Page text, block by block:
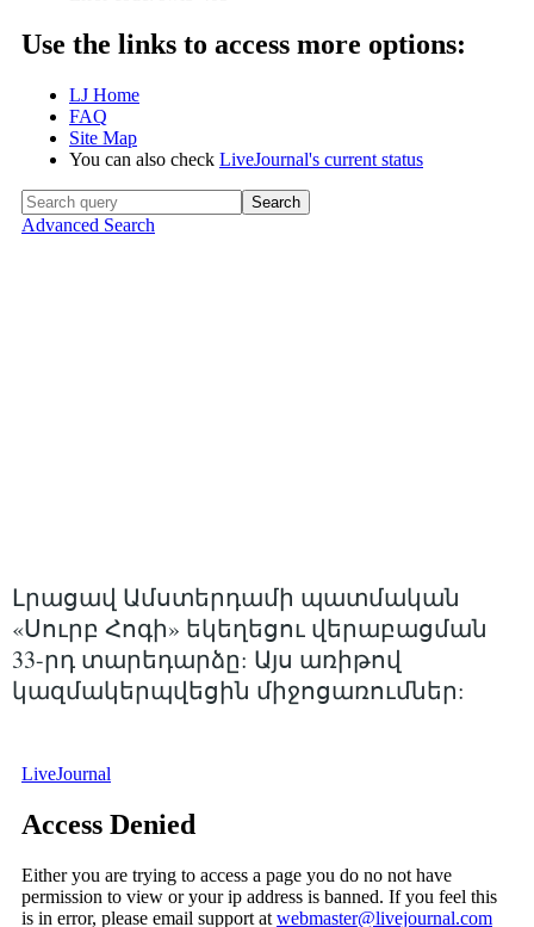
Լրացավ Ամստերդամի պատմական
«Սուրբ Հոգի» եկեղեցու վերաբացման
33-րդ տարեդարձը: Այս առիթով
կազմակերպվեցին միջոցառումներ: